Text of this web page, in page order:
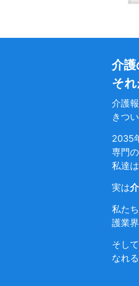
介護
そ
介護
きつ
2035
専門
私達
実は
私た
護業
そし
なれ